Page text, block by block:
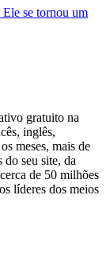
se tornou um
gratuito na
inglês,
meses, mais de
do seu site, da
de 50 milhões
líderes dos meios